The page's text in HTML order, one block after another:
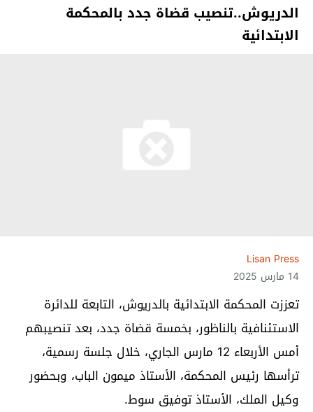
الدريوش..تنصيب قضاة جدد بالمحكمة
الابتدائية
Lisan Press
14 مارس 2025
تعززت المحكمة الابتدائية بالدريوش، التابعة للدائرة
الاستئنافية بالناظور، بخمسة قضاة جدد، بعد تنصيبهم
أمس الأربعاء 12 مارس الجاري، خلال جلسة رسمية،
ترأسها رئيس المحكمة، الأستاذ ميمون الباب، وبحضور
وكيل الملك، الأستاذ توفيق سوط.